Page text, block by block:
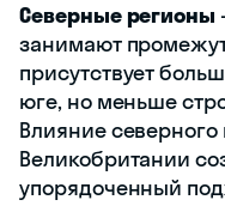
Северные регионы
занимают
присутствует
юге, но меньше
Влияние
Великобритании
упорядоченный